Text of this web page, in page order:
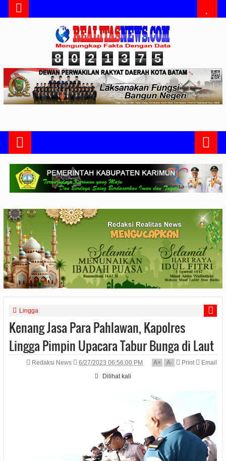
8 0 2 1 3 7 5
Lingga
Kenang Jasa Para Pahlawan, Kapolres
Lingga Pimpin Upacara Tabur Bunga di Laut
Redaksi News 6/27/2023 06:56:00 PM A+ A- Print
Email
Dilihat kali